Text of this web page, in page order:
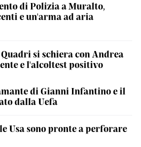
di Polizia a Muralto,
e un'arma ad aria
si schiera con Andrea
e l'alcoltest positivo
di Gianni Infantino e il
dalla Uefa
Usa sono pronte a perforare